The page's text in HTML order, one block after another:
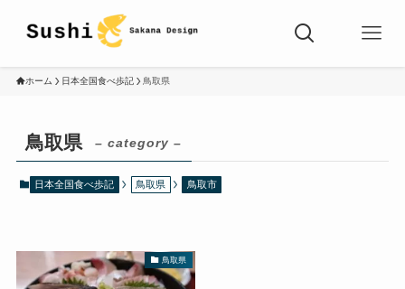
ホーム 日本全国食べ歩記 鳥取県
鳥取県 – category –
日本全国食べ歩記 鳥取県 鳥取市
鳥取県